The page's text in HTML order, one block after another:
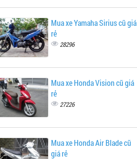
Mua xe Yamaha Sirius cũ giá
rẻ
28296
Mua xe Honda Vision cũ giá
rẻ
27226
Mua xe Honda Air Blade cũ
giá rẻ